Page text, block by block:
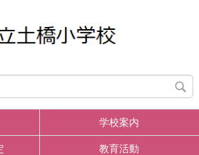
学校案内
教育活動